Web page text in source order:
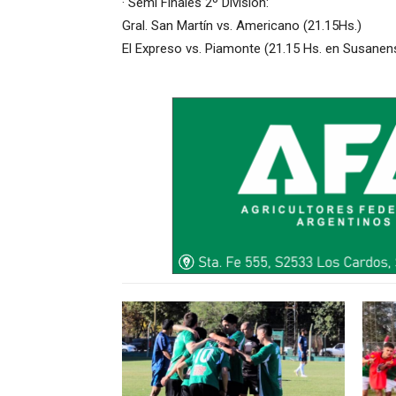
Gral. San Martín vs. Americano (21.15Hs.)
El Expreso vs. Piamonte (21.15 Hs. en